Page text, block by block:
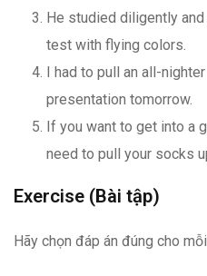
He studied diligently
test with flying colors.
I had to pull an all-
presentation tomorrow.
If you want to get into a
need to pull your socks
Exercise (Bài tập)
Hãy chọn đáp án đúng cho